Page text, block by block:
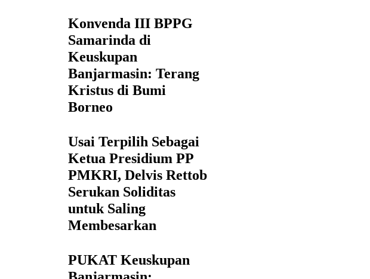
Konvenda III BPPG
Samarinda di
Keuskupan
Banjarmasin: Terang
Kristus di Bumi
Borneo
Usai Terpilih Sebagai
Ketua Presidium PP
PMKRI, Delvis Rettob
Serukan Soliditas
untuk Saling
Membesarkan
PUKAT Keuskupan